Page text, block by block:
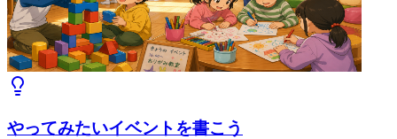
やってみたいイベントを書こう